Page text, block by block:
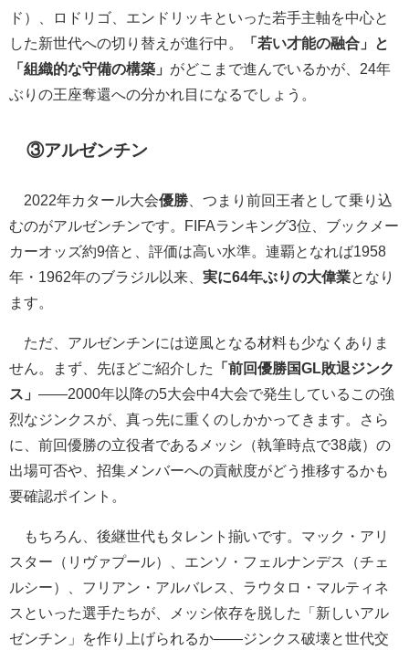
ド）、ロドリゴ、エンドリッキといった若手主軸を中心と
した新世代への切り替えが進行中。
「若い才能の融合」と
「組織的な守備の構築」 がどこまで進んでいるかが、24年
ぶりの王座奪還への分かれ目になるでしょう。
③アルゼンチン
2022年カタール大会優勝 、つまり前回王者として乗り込
むのがアルゼンチンです。FIFAランキング3位、ブックメー
カーオッズ約9倍と、評価は高い水準。連覇となれば1958
年・1962年のブラジル以来、 実に64年ぶりの大偉業となり
ます。
ただ、アルゼンチンには逆風となる材料も少なくありま
せん。まず、先ほどご紹介した
「前回優勝国GL敗退ジンク
ス」 ――2000年以降の5大会中4大会で発生しているこの強
烈なジンクスが、真っ先に重くのしかかってきます。さら
に、前回優勝の立役者であるメッシ（執筆時点で38歳）の
出場可否や、招集メンバーへの貢献度がどう推移するかも
要確認ポイント。
もちろん、後継世代もタレント揃いです。マック・アリ
スター（リヴァプール）、エンソ・フェルナンデス（チェ
ルシー）、フリアン・アルバレス、ラウタロ・マルティネ
スといった選手たちが、メッシ依存を脱した「新しいアル
ゼンチン」を作り上げられるか――ジンクス破壊と世代交